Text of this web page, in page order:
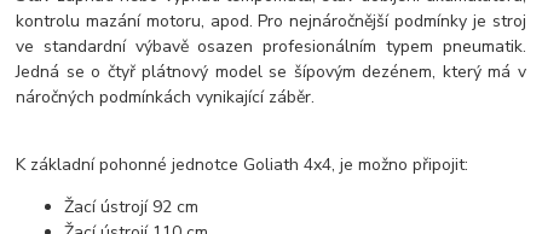
kontrolu mazání motoru, apod. Pro nejnáročnější podmínky je stroj
ve standardní výbavě osazen profesionálním typem pneumatik.
Jedná se o čtyř plátnový model se šípovým dezénem, který má v
náročných podmínkách vynikající záběr.
K základní pohonné jednotce Goliath 4x4, je možno připojit:
Žací ústrojí 92 cm